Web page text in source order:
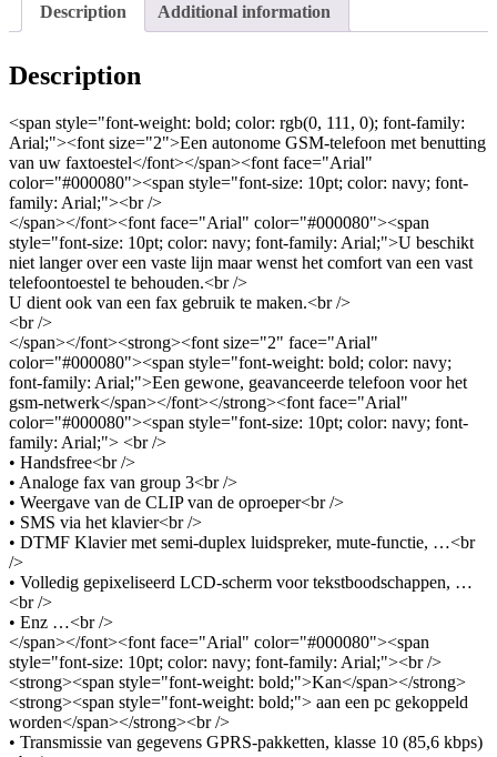
Description Additional information
Description
<span style="font-weight: bold; color: rgb(0, 111, 0); font-family:
Arial;"><font size="2">Een autonome GSM-telefoon met benutting
van uw faxtoestel</font></span><font face="Arial"
color="#000080"><span style="font-size: 10pt; color: navy; font-
family: Arial;"><br />
</span></font><font face="Arial" color="#000080"><span
style="font-size: 10pt; color: navy; font-family: Arial;">U beschikt
niet langer over een vaste lijn maar wenst het comfort van een vast
telefoontoestel te behouden.<br />
U dient ook van een fax gebruik te maken.<br />
<br />
</span></font><strong><font size="2" face="Arial"
color="#000080"><span style="font-weight: bold; color: navy;
font-family: Arial;">Een gewone, geavanceerde telefoon voor het
gsm-netwerk</span></font></strong><font face="Arial"
color="#000080"><span style="font-size: 10pt; color: navy; font-
family: Arial;"> <br />
• Handsfree<br />
• Analoge fax van group 3<br />
• Weergave van de CLIP van de oproeper<br />
• SMS via het klavier<br />
• DTMF Klavier met semi-duplex luidspreker, mute-functie, …<br
/>
• Volledig gepixeliseerd LCD-scherm voor tekstboodschappen, …
<br />
• Enz …<br />
</span></font><font face="Arial" color="#000080"><span
style="font-size: 10pt; color: navy; font-family: Arial;"><br />
<strong><span style="font-weight: bold;">Kan</span></strong>
<strong><span style="font-weight: bold;"> aan een pc gekoppeld
worden</span></strong><br />
• Transmissie van gegevens GPRS-pakketten, klasse 10 (85,6 kbps)